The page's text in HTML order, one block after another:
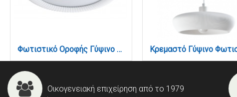
Φωτιστικό Οροφής Γύψινο LED 36W, 3000K, Λευκό, D:40x6,5cm(42054-White)
Οικογενειακή επιχείρηση από το 1979